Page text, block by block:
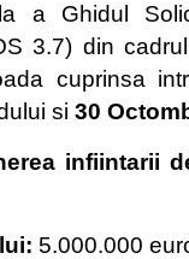
a Ghidul
3.7) din
cuprinsa
si 30
infiintarii
5.000.000